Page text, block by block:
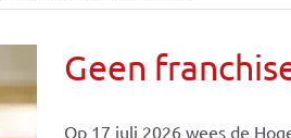
Geen
Op 17 juli 2026 wees de